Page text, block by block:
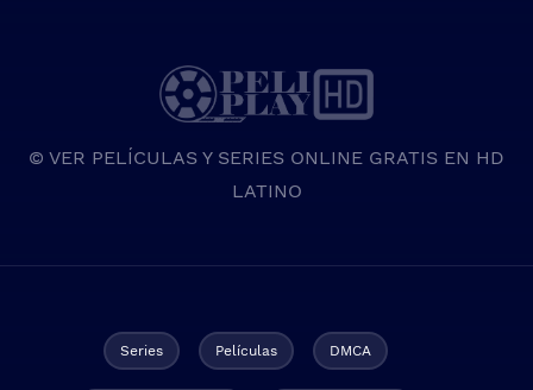
© VER PELÍCULAS Y SERIES ONLINE GRATIS EN HD
LATINO
Series Películas DMCA